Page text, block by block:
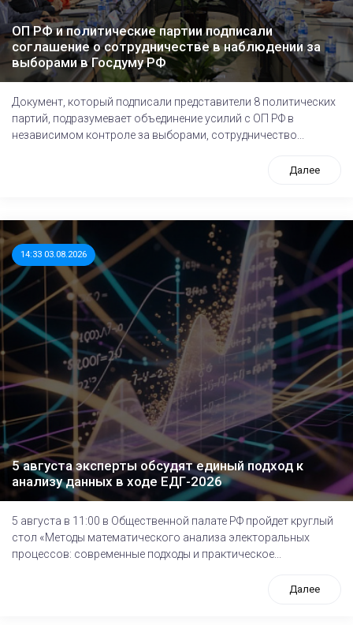
ОП РФ и политические партии подписали
соглашение о сотрудничестве в наблюдении за
выборами в Госдуму РФ
Документ, который подписали представители 8 политических
партий, подразумевает объединение усилий с ОП РФ в
независимом контроле за выборами, сотрудничество...
Далее
14:33 03.08.2026
5 августа эксперты обсудят единый подход к
анализу данных в ходе ЕДГ-2026
5 августа в 11:00 в Общественной палате РФ пройдет круглый
стол «Методы математического анализа электоральных
процессов: современные подходы и практическое...
Далее